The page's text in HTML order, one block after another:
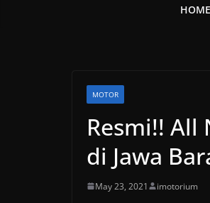
HOME
MOTOR
Resmi!! All
di Jawa
May 23, 2021 imotorium